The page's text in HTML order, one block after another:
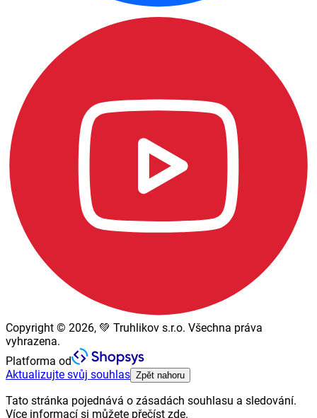
Copyright © 2026, 💚 Truhlikov s.r.o. Všechna práva
vyhrazena.
Platforma od
Aktualizujte svůj souhlas Zpět nahoru
Tato stránka pojednává o zásadách souhlasu a sledování.
Více informací si můžete přečíst zde.